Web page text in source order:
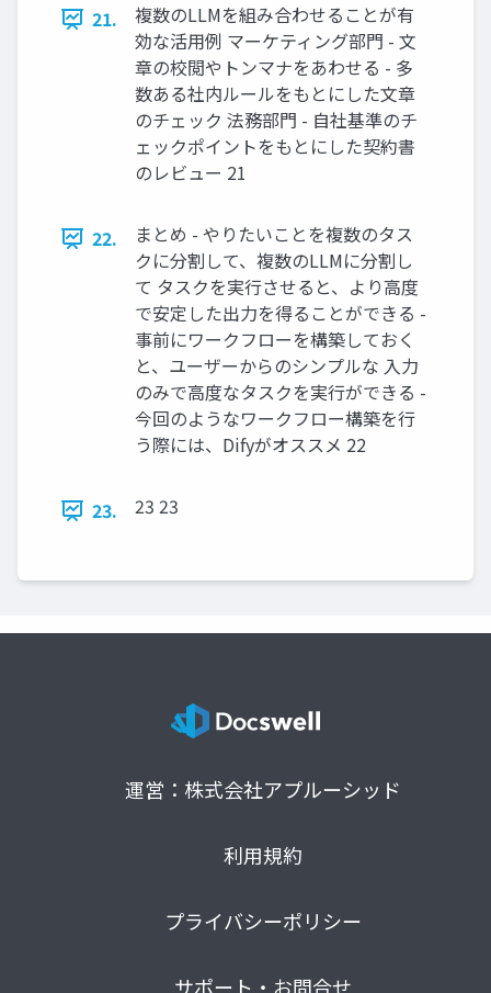
21.
複数のLLMを組み合わせることが有
効な活⽤例 マーケティング部門 - 文
章の校閲やトンマナをあわせる - 多
数ある社内ルールをもとにした文章
のチェック 法務部門 - 自社基準のチ
ェックポイントをもとにした契約書
のレビュー 21
22.
まとめ - やりたいことを複数のタス
クに分割して、複数のLLMに分割し
て タスクを実行させると、より高度
で安定した出力を得ることができる -
事前にワークフローを構築しておく
と、ユーザーからのシンプルな 入力
のみで高度なタスクを実行ができる -
今回のようなワークフロー構築を行
う際には、Difyがオススメ 22
23. 23 23
運営：株式会社アプルーシッド
利用規約
プライバシーポリシー
サポート・お問合せ